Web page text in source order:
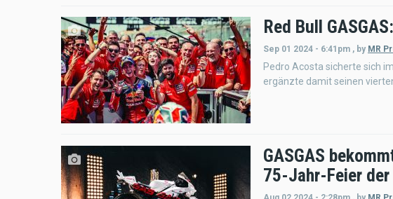
Red Bull
Sep 01 2024 - 6:41pm , by MR
Pedro Acosta sicherte sich
ergänzte damit seinen
GASGAS
75-Jahr-Feier